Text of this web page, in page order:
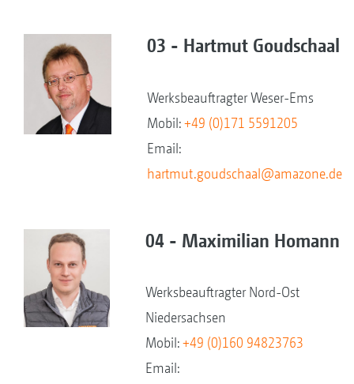
03 - Hartmut Goudschaal
Werksbeauftragter Weser-Ems
Mobil:+49 (0)171 5591205
Email:
hartmut.goudschaal@amazone.de
04 - Maximilian Homann
Werksbeauftragter Nord-Ost
Niedersachsen
Mobil:+49 (0)160 94823763
Email: